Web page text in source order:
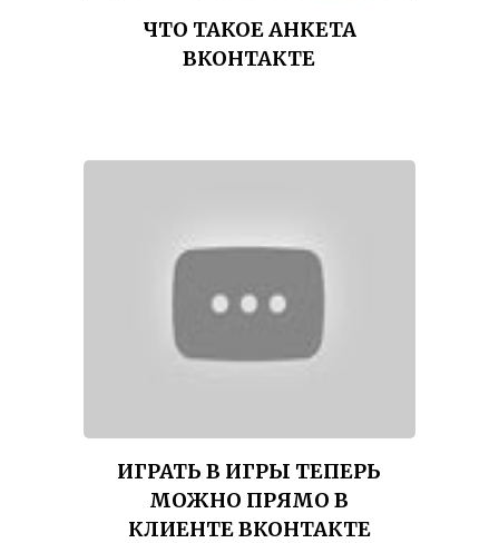
ЧТО ТАКОЕ АНКЕТА
ВКОНТАКТЕ
ИГРАТЬ В ИГРЫ ТЕПЕРЬ
МОЖНО ПРЯМО В
КЛИЕНТЕ ВКОНТАКТЕ